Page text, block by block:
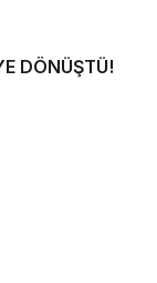
DÖNÜŞTÜ!